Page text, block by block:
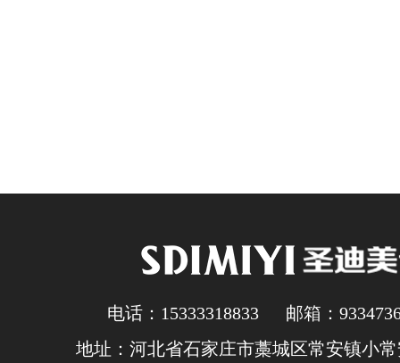
电话：15333318833 邮箱：
地址：河北省石家庄市藁城区常安镇小